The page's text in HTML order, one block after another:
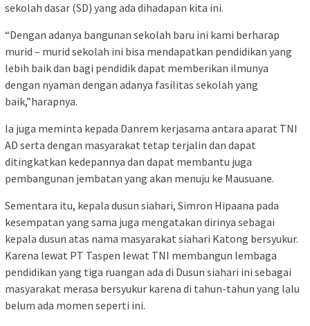
sekolah dasar (SD) yang ada dihadapan kita ini.
“Dengan adanya bangunan sekolah baru ini kami berharap
murid – murid sekolah ini bisa mendapatkan pendidikan yang
lebih baik dan bagi pendidik dapat memberikan ilmunya
dengan nyaman dengan adanya fasilitas sekolah yang
baik,”harapnya.
Ia juga meminta kepada Danrem kerjasama antara aparat TNI
AD serta dengan masyarakat tetap terjalin dan dapat
ditingkatkan kedepannya dan dapat membantu juga
pembangunan jembatan yang akan menuju ke Mausuane.
Sementara itu, kepala dusun siahari, Simron Hipaana pada
kesempatan yang sama juga mengatakan dirinya sebagai
kepala dusun atas nama masyarakat siahari Katong bersyukur.
Karena lewat PT Taspen lewat TNI membangun lembaga
pendidikan yang tiga ruangan ada di Dusun siahari ini sebagai
masyarakat merasa bersyukur karena di tahun-tahun yang lalu
belum ada momen seperti ini.